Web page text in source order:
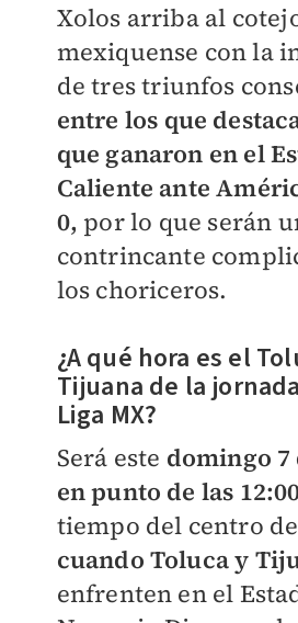
Xolos arriba al
mexiquense con la
de tres triunfos
entre los que
que ganaron en el
Caliente ante
0, por lo que serán
contrincante
los choriceros.
¿A qué hora es el
Tijuana de la
Liga MX?
Será este domingo 7
en punto de las
tiempo del centro
cuando Toluca y
enfrenten en el